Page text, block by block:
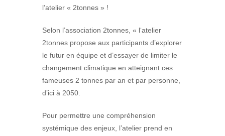
l’atelier « 2tonnes » !
Selon l’association 2tonnes, « l‘atelier
2tonnes propose aux participants d’explorer
le futur en équipe et d’essayer de limiter le
changement climatique en atteignant ces
fameuses 2 tonnes par an et par personne,
d’ici à 2050.
Pour permettre une compréhension
systémique des enjeux, l’atelier prend en